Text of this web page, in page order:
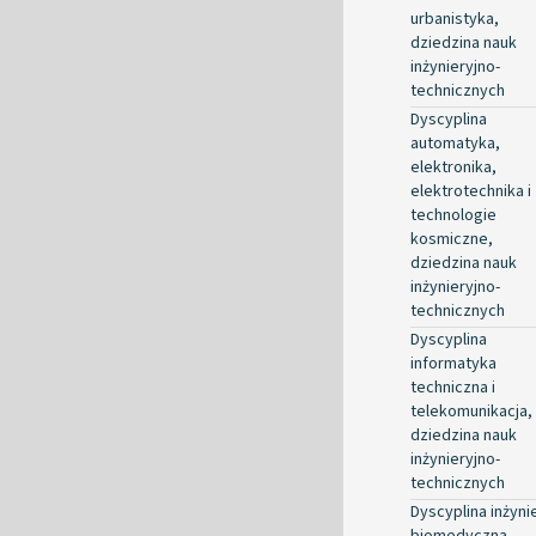
urbanistyka,
dziedzina nauk
inżynieryjno-
technicznych
Dyscyplina
automatyka,
elektronika,
elektrotechnika i
technologie
kosmiczne,
dziedzina nauk
inżynieryjno-
technicznych
Dyscyplina
informatyka
techniczna i
telekomunikacja,
dziedzina nauk
inżynieryjno-
technicznych
Dyscyplina